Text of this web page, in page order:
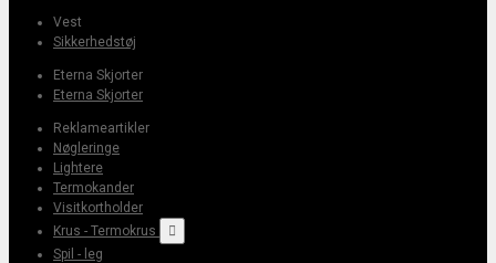
Vest
Sikkerhedstøj
Eterna Skjorter
Eterna Skjorter
Reklameartikler
Nøgleringe
Lightere
Termokander
Visitkortholder
Krus - Termokrus

Spil - leg